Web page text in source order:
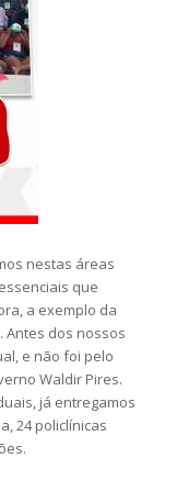
nestas áreas
que
a exemplo da
Antes dos nossos
e não foi pelo
Waldir Pires.
já entregamos
24 policlínicas